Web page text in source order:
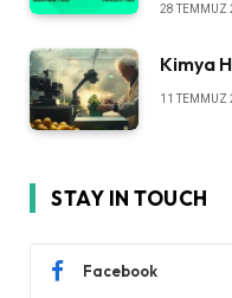
28 TEMMUZ
Kimya
11 TEMMUZ
STAY IN TOUCH
Facebook